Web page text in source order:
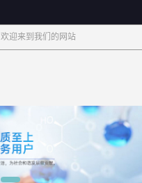
欢迎来到我们的网站